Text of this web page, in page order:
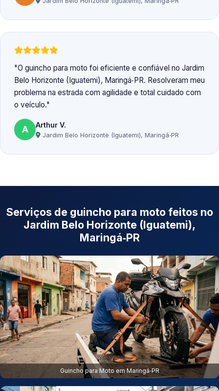
O guincho para moto foi eficiente e confiável no Jardim
Belo Horizonte (Iguatemi), Maringá‑PR. Resolveram meu
problema na estrada com agilidade e total cuidado com
o veículo.
A Arthur V.
Jardim Belo Horizonte (Iguatemi), Maringá‑PR
Serviços de guincho para moto feitos no
Jardim Belo Horizonte (Iguatemi),
Maringá‑PR
Guincho para Moto em Maringá‑PR